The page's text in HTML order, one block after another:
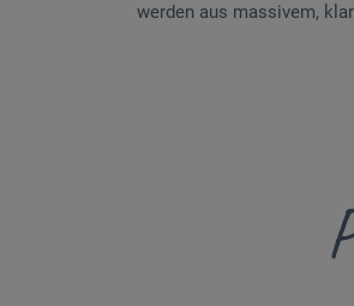
werden aus massivem,